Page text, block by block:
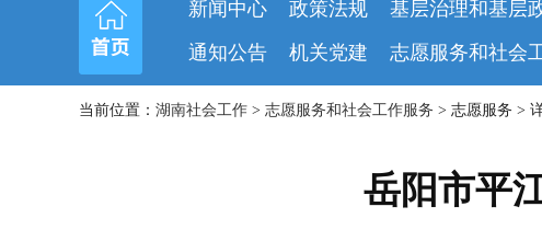
新闻中心 政策法规 基层治理和基层
通知公告
机关党建 志愿服务和社会
当前位置： 湖南社会工作 > 志愿服务和社会工作服务 > 志愿服务 >
岳阳市平